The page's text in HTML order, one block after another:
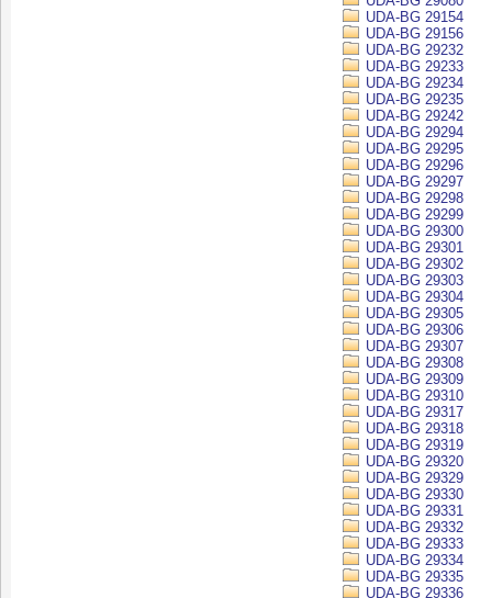
UDA-BG 29154
UDA-BG 29156
UDA-BG 29232
UDA-BG 29233
UDA-BG 29234
UDA-BG 29235
UDA-BG 29242
UDA-BG 29294
UDA-BG 29295
UDA-BG 29296
UDA-BG 29297
UDA-BG 29298
UDA-BG 29299
UDA-BG 29300
UDA-BG 29301
UDA-BG 29302
UDA-BG 29303
UDA-BG 29304
UDA-BG 29305
UDA-BG 29306
UDA-BG 29307
UDA-BG 29308
UDA-BG 29309
UDA-BG 29310
UDA-BG 29317
UDA-BG 29318
UDA-BG 29319
UDA-BG 29320
UDA-BG 29329
UDA-BG 29330
UDA-BG 29331
UDA-BG 29332
UDA-BG 29333
UDA-BG 29334
UDA-BG 29335
UDA-BG 29336